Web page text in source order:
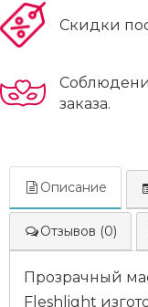
Скидки
заказа.
Описание
Отзывов (0)
Прозрачный
Fleshlight